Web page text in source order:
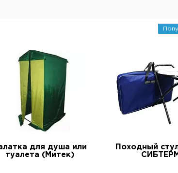
для душа или
туалета (Митек)
Походный